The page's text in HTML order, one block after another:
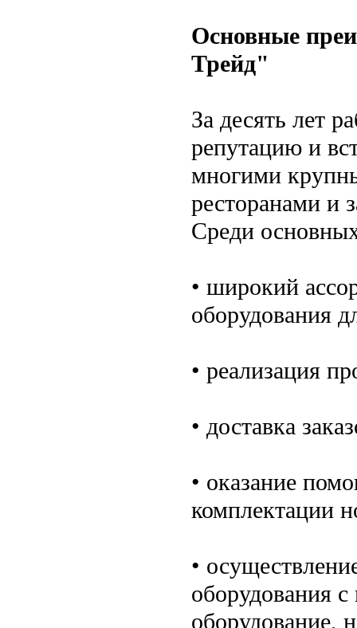
Основные
Трейд"
За десять лет
репутацию и
многими
ресторанами и
Среди
• широкий
оборудования
• реализация
• доставка
• оказание
комплектации
•
оборудования
оборудование,